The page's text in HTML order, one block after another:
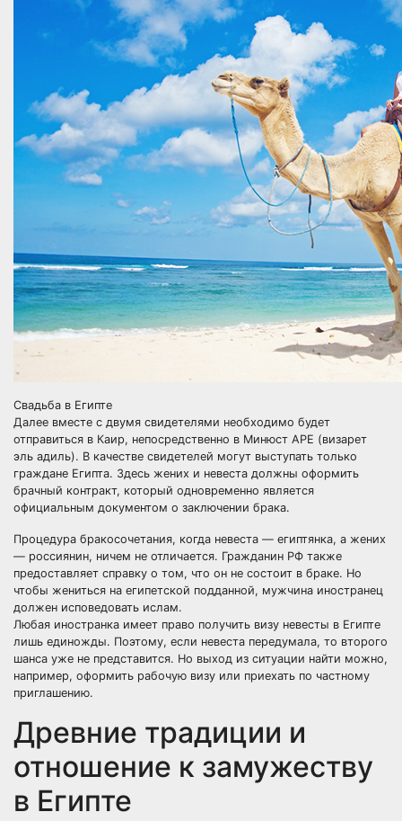
Свадьба в Египте
Далее вместе с двумя свидетелями необходимо будет
отправиться в Каир, непосредственно в Минюст АРЕ (визарет
эль адиль). В качестве свидетелей могут выступать только
граждане Египта. Здесь жених и невеста должны оформить
брачный контракт, который одновременно является
официальным документом о заключении брака.
Процедура бракосочетания, когда невеста — египтянка, а жених
— россиянин, ничем не отличается. Гражданин РФ также
предоставляет справку о том, что он не состоит в браке. Но
чтобы жениться на египетской подданной, мужчина иностранец
должен исповедовать ислам.
Любая иностранка имеет право получить визу невесты в Египте
лишь единожды. Поэтому, если невеста передумала, то второго
шанса уже не представится. Но выход из ситуации найти можно,
например, оформить рабочую визу или приехать по частному
приглашению.
Древние традиции и
отношение к замужеству
в Египте